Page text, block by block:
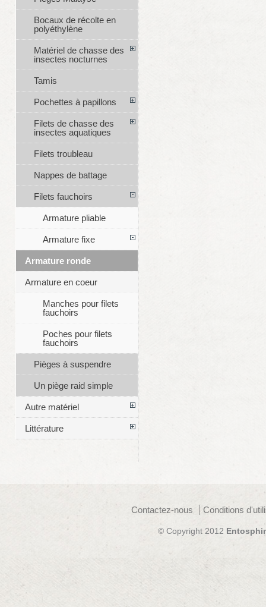
Bocaux de récolte en
polyéthylène
Matériel de chasse des
insectes nocturnes
Tamis
Pochettes à papillons
Filets de chasse des
insectes aquatiques
Filets troubleau
Nappes de battage
Filets fauchoirs
Armature pliable
Armature fixe
Armature ronde
Armature en coeur
Manches pour filets
fauchoirs
Poches pour filets
fauchoirs
Pièges à suspendre
Un piège raid simple
Autre matériel
Littérature
Contactez-nous Conditions
© Copyright 2012